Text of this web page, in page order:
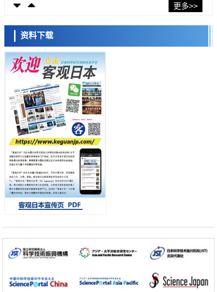
东京都健康长寿医疗中心跨器官揭示衰老过程中的糖链变化
产总研无需石油利用松脂制备石墨前驱体，可作为电池电极材料
科学研究
东京大学和海上保安厅等发现南海海槽沿线板块边界锁定状态存在区域
差异
政策
日本第2次医疗研究开发调整费，根据一线实际情况和需求分配99.3亿
日元
科学研究
千叶大学鉴定出导致难治性疾病“肺高血压症”恶化的蛋白质“MYL9/12”，
会引发血管结构恶化
科学研究
京都大学高效生成光的构成单元“光子”，可应用于量子计算机
科学研究
开发出300亿年仅误差1秒的光晶格钟，构建网络将其打造为下一代社会
基础设施
经济・社会
日本成立“以人为本AI联盟”——力争借助AI拓展社会公众创造力，依托
产学合作推进研发
科学研究
立教大学在试管内构建长链人工基因组DNA自我复制系统，有望实现携
带大量基因的人工细胞
政策
展研究
科学研究
小岩井忠道 泷川 进
更多>>
资料下载